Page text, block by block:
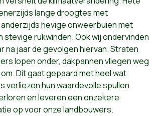
lange droogtes met
hevige onweerbuien met
rukwinden. Ook wij ondervinden
na jaar de gevolgen hiervan. Straten
lopen onder, dakpannen vliegen weg
Dit gaat gepaard met heel wat
verliezen hun waardevolle spullen.
en leveren een onzekere
op voor onze landbouwers.